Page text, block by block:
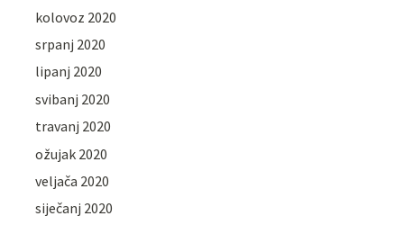
kolovoz 2020
srpanj 2020
lipanj 2020
svibanj 2020
travanj 2020
ožujak 2020
veljača 2020
siječanj 2020